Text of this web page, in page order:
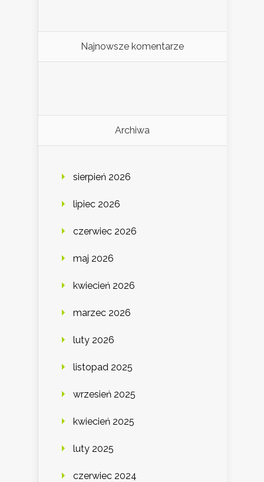
Najnowsze komentarze
Archiwa
sierpień 2026
lipiec 2026
czerwiec 2026
maj 2026
kwiecień 2026
marzec 2026
luty 2026
listopad 2025
wrzesień 2025
kwiecień 2025
luty 2025
czerwiec 2024